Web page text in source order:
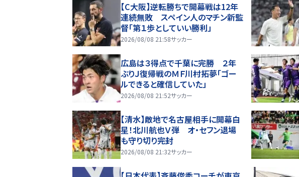
【C大阪】逆転勝ちで開幕戦は12年
連続無敗 スペイン人のマチン新監
督「第１歩としていい勝利」
2026/08/08 21:58サッカー
広島は３得点で千葉に完勝 ２年
ぶりＪ復帰戦のＭＦ川村拓夢「ゴー
ルできると確信していた」
2026/08/08 21:52サッカー
【清水】敵地で名古屋相手に開幕白
星！北川航也Ｖ弾 オ・セフン退場
も守り切り完封
2026/08/08 21:32サッカー